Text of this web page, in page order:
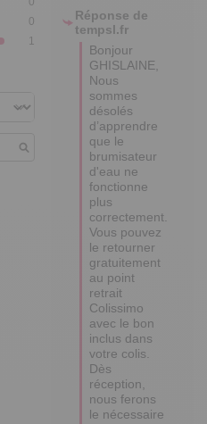
0
1
Réponse de
tempsl.fr
Bonjour
GHISLAINE,
Nous
sommes
désolés
d’apprendre
que le
brumisateur
d'eau ne
fonctionne
plus
correctement.
Vous pouvez
le retourner
gratuitement
au point
retrait
Colissimo
avec le bon
inclus dans
votre colis.
Dès
réception,
nous ferons
le nécessaire